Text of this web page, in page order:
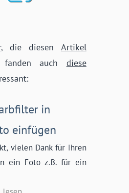
, die diesen Artikel
fanden auch diese
in
einfügen
vielen Dank für Ihren
ein Foto z.B. für ein